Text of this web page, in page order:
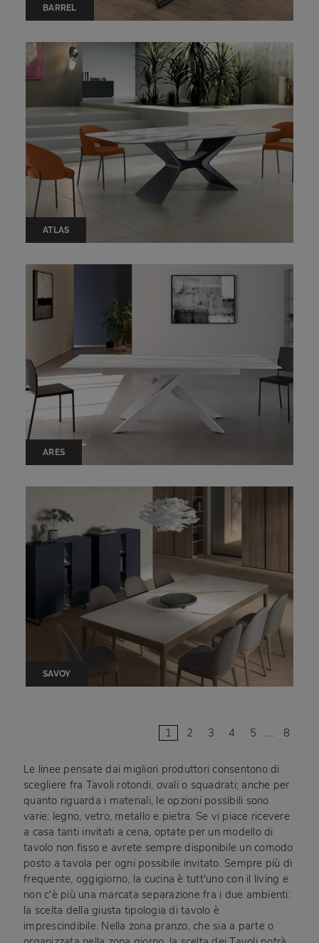
BARREL
ATLAS
ARES
SAVOY
1 2 3 4 5 .... 8
Le linee pensate dai migliori produttori consentono di
scegliere fra Tavoli rotondi, ovali o squadrati; anche per
quanto riguarda i materiali, le opzioni possibili sono
varie: legno, vetro, metallo e pietra. Se vi piace ricevere
a casa tanti invitati a cena, optate per un modello di
tavolo non fisso e avrete sempre disponibile un comodo
posto a tavola per ogni possibile invitato. Sempre più di
frequente, oggigiorno, la cucina è tutt'uno con il living e
non c'è più una marcata separazione fra i due ambienti:
la scelta della giusta tipologia di tavolo è
imprescindibile. Nella zona pranzo, che sia a parte o